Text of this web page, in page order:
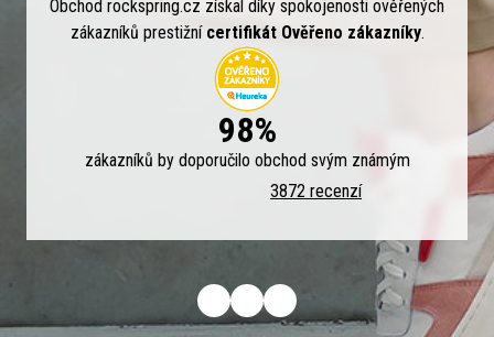
Obchod rockspring.cz získal díky spokojenosti ověřených
zákazníků prestižní certifikát Ověřeno zákazníky.
98%
zákazníků by doporučilo obchod svým známým
3872 recenzí